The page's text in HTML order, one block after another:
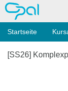
OPAL
Startseite
[SS26]